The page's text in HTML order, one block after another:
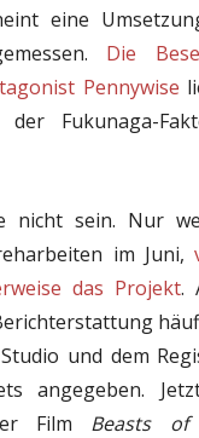
eine
Die
Pennywise
der Fukunaga-
nicht sein. Nur
im Juni,
das Projekt.
und dem
angegeben.
Film Beasts